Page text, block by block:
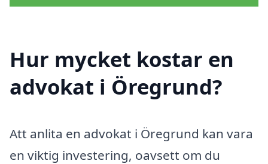
Hur mycket kostar en
advokat i Öregrund?
Att anlita en advokat i Öregrund kan vara
en viktig investering, oavsett om du